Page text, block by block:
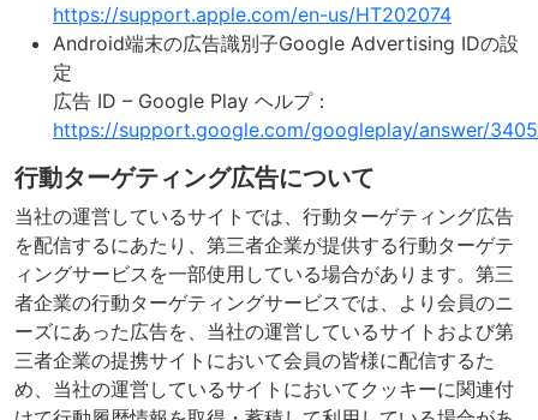
https://support.apple.com/en-us/HT202074
Android端末の広告識別子Google Advertising IDの設
定
広告 ID – Google Play ヘルプ：
https://support.google.com/googleplay/answer/
行動ターゲティング広告について
当社の運営しているサイトでは、行動ターゲティング広告
を配信するにあたり、第三者企業が提供する行動ターゲテ
ィングサービスを一部使用している場合があります。第三
者企業の行動ターゲティングサービスでは、より会員のニ
ーズにあった広告を、当社の運営しているサイトおよび第
三者企業の提携サイトにおいて会員の皆様に配信するた
め、当社の運営しているサイトにおいてクッキーに関連付